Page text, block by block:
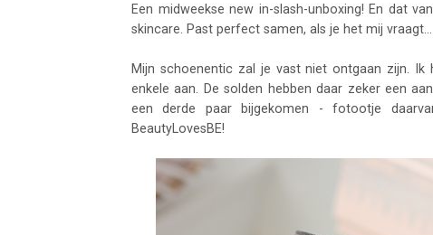
Een midweekse new in-slash-unboxing! En dat
skincare. Past perfect samen, als je het mij vraagt...
Mijn schoenentic zal je vast niet ontgaan zijn.
enkele aan. De solden hebben daar zeker een
een derde paar bijgekomen - fotootje
BeautyLovesBE!